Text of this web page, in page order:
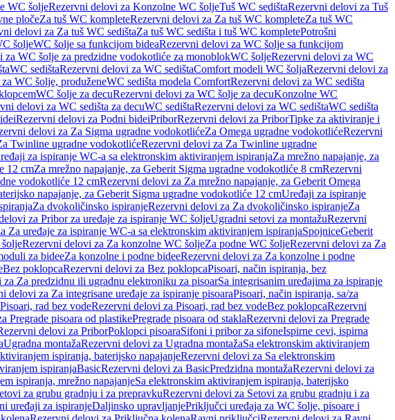
WC šoljeRezervni delovi za Konzolne WC šoljeTuš WC sedištaRezervni delovi za Tuš
pločeZa tuš WC kompleteRezervni delovi za Za tuš WC kompleteZa tuš WC
delovi za Za tuš WC sedištaZa tuš WC sedišta i tuš WC kompletePotrošni
šoljeWC šolje sa funkcijom bideaRezervni delovi za WC šolje sa funkcijom
za WC šolje za predzidne vodokotliće za monoblokWC šoljeRezervni delovi za WC
WC sedištaRezervni delovi za WC sedištaComfort modeli WC šoljaRezervni delovi za
WC šolje, produženeWC sedišta modela ComfortRezervni delovi za WC sedišta
WC šolje za decuRezervni delovi za WC šolje za decuKonzolne WC
delovi za WC sedišta za decuWC sedištaRezervni delovi za WC sedištaWC sedišta
Rezervni delovi za Podni bideiPriborRezervni delovi za PriborTipke za aktiviranje i
delovi za Za Sigma ugradne vodokotlićeZa Omega ugradne vodokotlićeRezervni
Twinline ugradne vodokotlićeRezervni delovi za Za Twinline ugradne
za ispiranje WC-a sa elektronskim aktiviranjem ispiranjaZa mrežno napajanje, za
12 cmZa mrežno napajanje, za Geberit Sigma ugradne vodokotliće 8 cmRezervni
vodokotliće 12 cmRezervni delovi za Za mrežno napajanje, za Geberit Omega
napajanje, za Geberit Sigma ugradne vodokotliće 12 cmUređaji za ispiranje
Za dvokoličinsko ispiranjeRezervni delovi za Za dvokoličinsko ispiranjeZa
za Pribor za uređaje za ispiranje WC šoljeUgradni setovi za montažuRezervni
Za uređaje za ispiranje WC-a sa elektronskim aktiviranjem ispiranjaSpojniceGeberit
Rezervni delovi za Za konzolne WC šoljeZa podne WC šoljeRezervni delovi za Za
za bideeZa konzolne i podne bideeRezervni delovi za Za konzolne i podne
Bez poklopcaRezervni delovi za Bez poklopcaPisoari, način ispiranja, bez
Za predzidnu ili ugradnu elektroniku za pisoarSa integrisanim uređajima za ispiranje
delovi za Za integrisane uređaje za ispiranje pisoaraPisoari, način ispiranja, sa/za
Pisoari, rad bez vodeRezervni delovi za Pisoari, rad bez vodeBez poklopcaRezervni
Pregrade pisoara od plastikePregrade pisoara od staklaRezervni delovi za Pregrade
delovi za PriborPoklopci pisoaraSifoni i pribor za sifoneIspirne cevi, ispirna
Ugradna montažaRezervni delovi za Ugradna montažaSa elektronskim aktiviranjem
ispiranja, baterijsko napajanjeRezervni delovi za Sa elektronskim
ispiranjaBasicRezervni delovi za BasicPredzidna montažaRezervni delovi za
ispiranja, mrežno napajanjeSa elektronskim aktiviranjem ispiranja, baterijsko
za grubu gradnju i za prepravkuRezervni delovi za Setovi za grubu gradnju i za
uređaji za ispiranjeDaljinsko upravljanjePriključci uređaja za WC šolje, pisoare i